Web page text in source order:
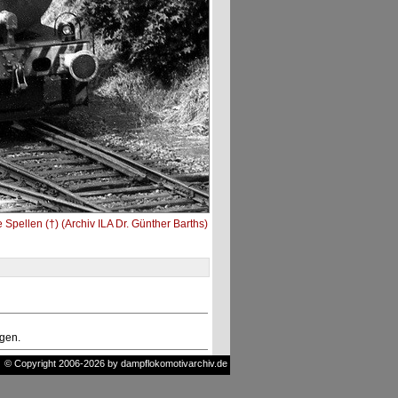
Spellen (†) (Archiv ILA Dr. Günther Barths)
© Copyright 2006-2026 by dampflokomotivarchiv.de